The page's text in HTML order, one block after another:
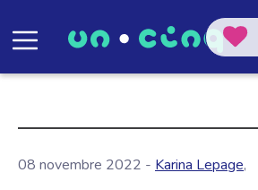
08 novembre 2022 - Karina Lepage,